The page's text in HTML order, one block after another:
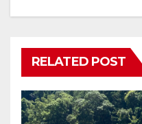
ー
シ
ョ
ン
RELATED POST